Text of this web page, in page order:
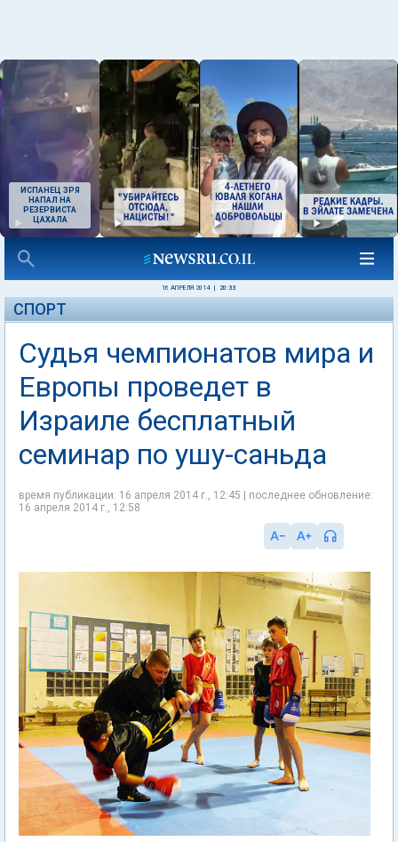
ИСПАНЕЦ ЗРЯ
НАПАЛ НА
РЕЗЕРВИСТА
ЦАХАЛА
16 АПРЕЛЯ 2014 20:33
СПОРТ
Судья чемпионатов мира и
Европы проведет в
Израиле бесплатный
семинар по ушу-саньда
время публикации: 16 апреля 2014 г., 12:45 | последнее обновление:
16 апреля 2014 г., 12:58